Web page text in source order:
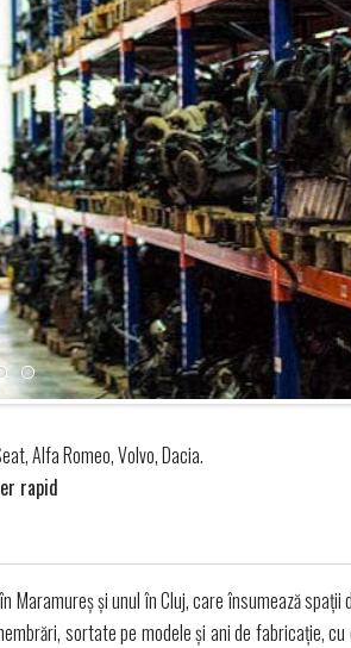
Alfa Romeo, Volvo, Dacia.
rapid
și unul în Cluj, care însumează
sortate pe modele și ani de fabricație,